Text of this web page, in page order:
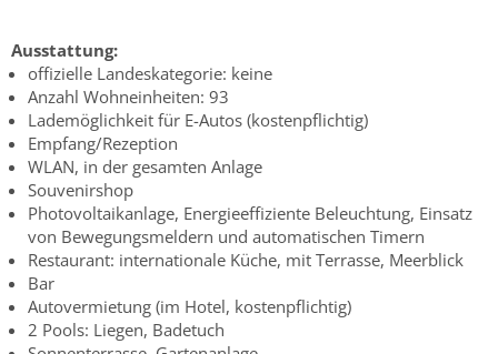
Ausstattung:
offizielle Landeskategorie: keine
Anzahl Wohneinheiten: 93
Lademöglichkeit für E-Autos (kostenpflichtig)
Empfang/Rezeption
WLAN, in der gesamten Anlage
Souvenirshop
Photovoltaikanlage, Energieeffiziente Beleuchtung, Einsatz
von Bewegungsmeldern und automatischen Timern
Restaurant: internationale Küche, mit Terrasse, Meerblick
Bar
Autovermietung (im Hotel, kostenpflichtig)
2 Pools: Liegen, Badetuch